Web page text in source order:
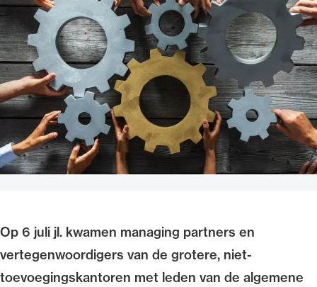
Op 6 juli jl. kwamen managing partners en
vertegenwoordigers van de grotere, niet-
toevoegingskantoren met leden van de algemene
Uitgelicht
Van de Advocatenwet tot de Verordening op
de advocatuur (Voda) en de Regeling op de
advocatuur (Roda).